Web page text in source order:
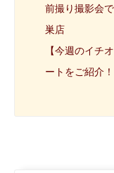
前撮り撮影会
巣店
【今週のイチ
ートをご紹介